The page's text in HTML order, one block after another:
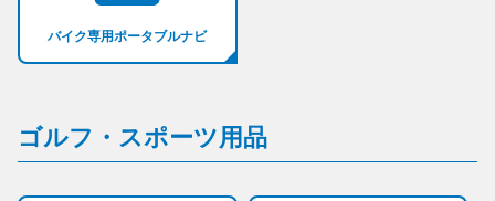
バイク専用ポータブルナビ
ゴルフ・スポーツ用品